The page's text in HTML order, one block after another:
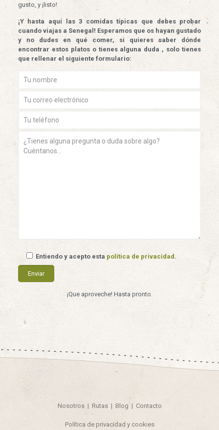
gusto, y ¡listo!
¡Y hasta aquí las 3 comidas típicas que debes probar
cuando viajas a Senegal! Esperamos que os hayan gustado
y no dudes en qué comer, si quieres saber dónde
encontrar estos platos o tienes alguna duda , solo tienes
que rellenar el siguiente formulario:
Entiendo y acepto esta política de privacidad .
¡Que aproveche! Hasta pronto.
Nosotros| Rutas| Blog | Contacto
Política de privacidad y cookies